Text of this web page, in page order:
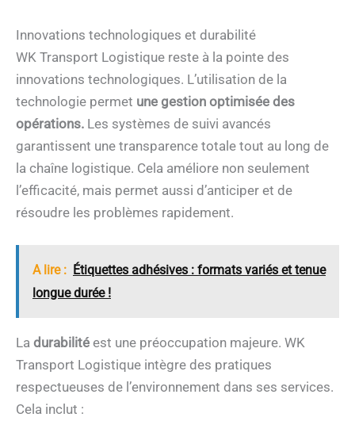
Innovations technologiques et durabilité
WK Transport Logistique reste à la pointe des
innovations technologiques. L’utilisation de la
technologie permet une gestion optimisée des
opérations. Les systèmes de suivi avancés
garantissent une transparence totale tout au long de
la chaîne logistique. Cela améliore non seulement
l’efficacité, mais permet aussi d’anticiper et de
résoudre les problèmes rapidement.
A lire : Étiquettes adhésives : formats variés et tenue
longue durée !
La durabilité est une préoccupation majeure. WK
Transport Logistique intègre des pratiques
respectueuses de l’environnement dans ses services.
Cela inclut :